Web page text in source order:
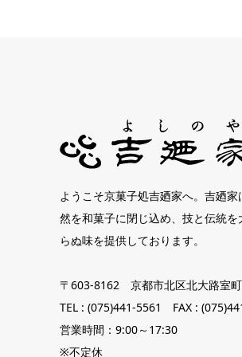
ようこそ京菓子処吉廼家へ。吉廼
然を和菓子に閉じ込め、技と伝統
らぬ味を提供しております。
〒603-8162 京都市北区北大路室
TEL : (075)441-5561 FAX :
営業時間：9:00～17:30
※不定休